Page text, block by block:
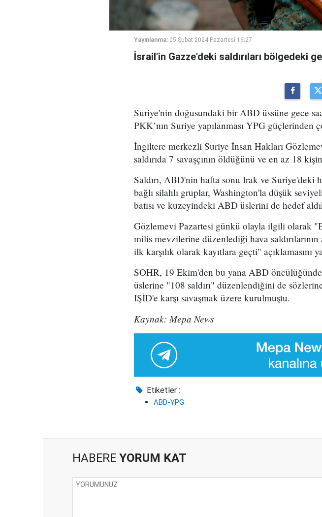
Yayınlanma: 05 Şubat 2024 Pazartesi 16:27
İsrail'in Gazze'deki saldırıları bölgedeki
Suriye'nin doğusundaki bir ABD üssüne gece
PKK’nın Suriye yapılanması YPG
İngiltere merkezli Suriye İnsan Hakları
saldırıda 7 savaşçının öldüğünü ve en az 18
Saldırı, ABD'nin hafta sonu Irak ve Suriye'deki
bağlı silahlı gruplar, Washington'la düşük
batısı ve kuzeyindeki ABD üslerini de hedef
Gözlemevi Pazartesi günkü olayla ilgili olarak
milis mevzilerine düzenlediği hava
ilk karşılık olarak kayıtlara geçti" açıklamasını
SOHR, 19 Ekim'den bu yana ABD
üslerine "108 saldırı" düzenlendiğini de
IŞİD'e karşı savaşmak üzere kurulmuştu.
Kaynak: Mepa News
Etiketler :
ABD-YPG
HABERE YORUM KAT